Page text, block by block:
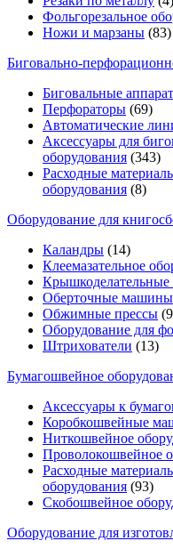
Фольгорезальное
Ножи и марзаны (83)
Биговально-
Биговальные
Перфораторы (69)
Автоматические
Аксессуары для
оборудования (343)
Расходные
оборудования (8)
Оборудование для
Каландры (14)
Клеемазательное
Крышкоделательные
Оберточные машины
Обжимные прессы
Оборудование для
Штрихователи (13)
Бумагошвейное
Аксессуары к
Коробкошвейные
Ниткошвейное
Проволокошвейное
Расходные
оборудования (93)
Скобошвейное
Оборудование для